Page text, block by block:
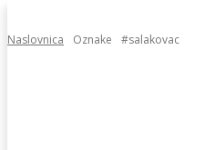
Naslovnica Oznake #salakovac